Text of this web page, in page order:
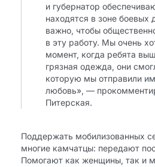
и губернатор
находятся в зоне боевых
важно, чтобы
в эту работу. Мы очень
момент, когда ребята
грязная одежда, они
которую мы отправили
любовь», —
Питерская.
Поддержать мобилизованных
многие камчатцы: передают
Помогают как женщины, так и